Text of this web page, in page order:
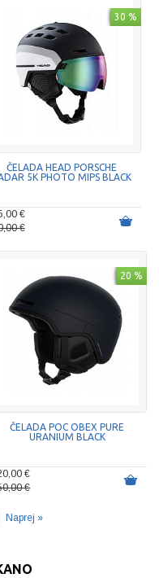
30 %
ČELADA HEAD PORSCHE
5K PHOTO MIPS BLACK
€
€
20 %
ČELADA POC OBEX PURE
URANIUM BLACK
€
€
Naprej »